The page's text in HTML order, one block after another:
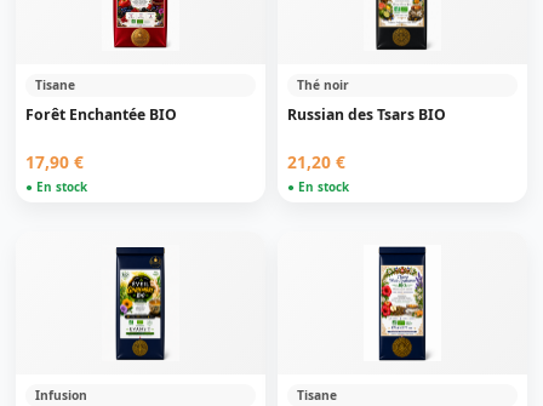
Tisane
Forêt Enchantée BIO
17,90 €
● En stock
Thé noir
Russian des Tsars BIO
21,20 €
● En stock
Infusion Tisane